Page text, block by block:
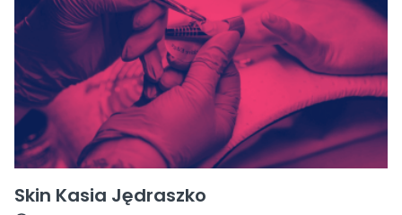
Skin Kasia Jędraszko